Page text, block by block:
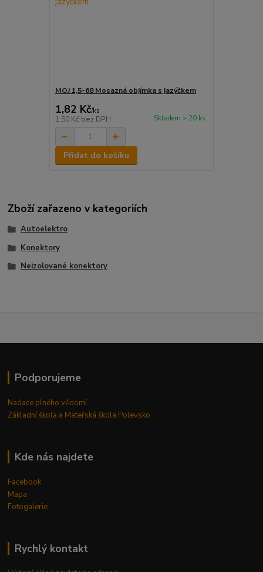
MOJ 1,5-68 Mosazná objímka s jazýčkem
1,82 Kč/ks
1,50 Kč bez DPH Skladem > 20 ks
Přidat do košíku
Zboží zařazeno v kategoriích
Autoelektro
Konektory
Neizolované konektory
Podporujeme
Nadace plného vědomí
Základní škola a Mateřská škola Polevsko
Kde nás najdete
Facebook
Mapa
Fotogalerie
Rychlý kontakt